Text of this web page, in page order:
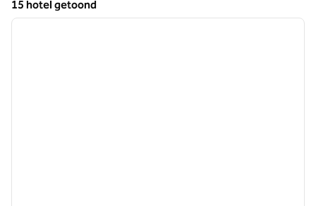
15 hotel getoond
15 hotel getoond
1 van 6